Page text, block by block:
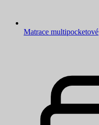
Matrace multipocketové